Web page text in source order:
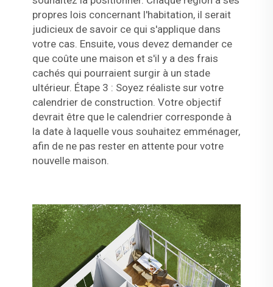
propres lois concernant l'habitation, il serait
judicieux de savoir ce qui s'applique dans
votre cas. Ensuite, vous devez demander ce
que coûte une maison et s'il y a des frais
cachés qui pourraient surgir à un stade
ultérieur. Étape 3 : Soyez réaliste sur votre
calendrier de construction. Votre objectif
devrait être que le calendrier corresponde à
la date à laquelle vous souhaitez emménager,
afin de ne pas rester en attente pour votre
nouvelle maison.